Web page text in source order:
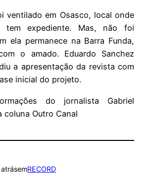
ventilado em Osasco, local onde
expediente. Mas, não foi
ela permanece na Barra Funda,
o amado. Eduardo Sanchez
a apresentação da revista com
inicial do projeto.
do jornalista Gabriel
coluna Outro Canal
emRECORD